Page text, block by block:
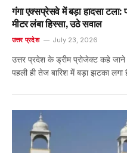
गंगा एक्सप्रेसवे में बड़ा हादसा टला:
मीटर लंबा हिस्सा, उठे सवाल
उत्तर प्रदेश July 23, 2026
उत्तर प्रदेश के ड्रीम प्रोजेक्ट कहे
पहली ही तेज बारिश में बड़ा झटका लगा